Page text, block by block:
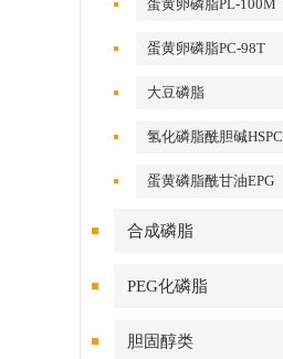
蛋黄卵磷脂PL-100M
蛋黄卵磷脂PC-98T
大豆磷脂
氢化磷脂酰胆碱HSPC
蛋黄磷脂酰甘油EPG
合成磷脂
PEG化磷脂
胆固醇类